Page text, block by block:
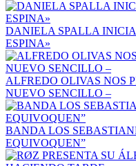
DANIELA SPALLA
ESPINA»
ALFREDO OLIVAS NOS
NUEVO SENCILLO –
BANDA LOS
EQUIVOQUEN”